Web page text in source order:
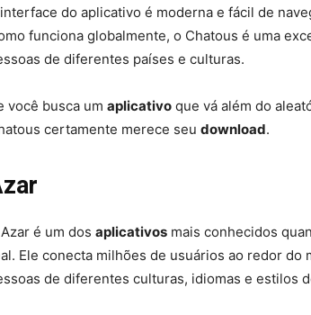
do aplicativo é moderna e fácil de
funciona globalmente, o Chatous é uma
de diferentes países e culturas.
você busca um aplicativo que vá além do
certamente merece seu download.
é um dos aplicativos mais conhecidos
Ele conecta milhões de usuários ao redor
de diferentes culturas, idiomas e estilos